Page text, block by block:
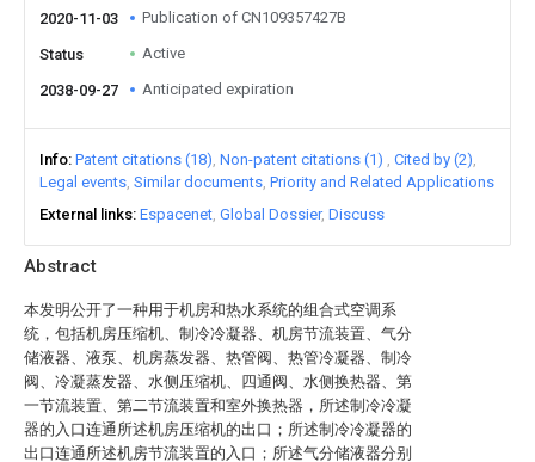
Abstract
本发明公开了一种用于机房和热水系统的组合式空调系
统，包括机房压缩机、制冷冷凝器、机房节流装置、气分
储液器、液泵、机房蒸发器、热管阀、热管冷凝器、制冷
阀、冷凝蒸发器、水侧压缩机、四通阀、水侧换热器、第
一节流装置、第二节流装置和室外换热器，所述制冷冷凝
器的入口连通所述机房压缩机的出口；所述制冷冷凝器的
出口连通所述机房节流装置的入口；所述气分储液器分别
2020-11-03 Publication of CN109357427B
Status Active
2038-09-27 Anticipated expiration
Info Patent citations (18) Non-patent citations (1)
Cited by (2)
Legal events Similar documents Priority and Related Applications
External links Espacenet Global Dossier Discuss